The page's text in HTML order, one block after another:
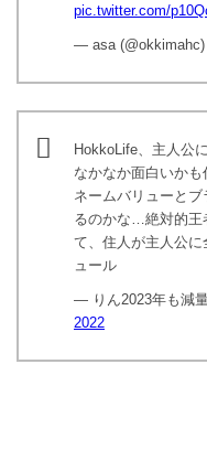
pic.twitter.com/
— asa (@okkimahc)
HokkoLife、主人公
なかなか面白いか
ネームバリューと
るのかな…絶対的王
て、住人が主人公
ュール
— りん2023年も減
2022